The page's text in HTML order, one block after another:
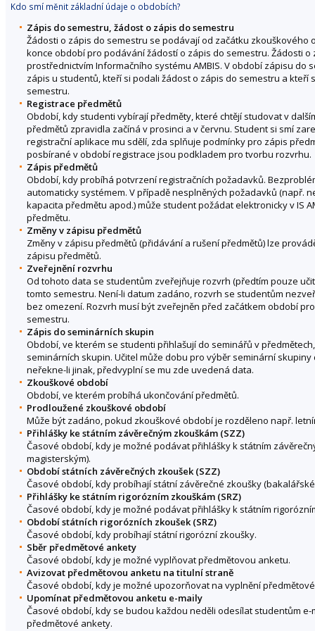
Kdo smí měnit základní údaje o obdobích?
Zápis do semestru, žádost o zápis do semestru
Žádosti o zápis do semestru se podávají od začátku
konce období pro podávání žádostí o zápis do semestru. Žádosti
prostřednictvím Informačního systému AMBIS. V období zápisu do
zápis u studentů, kteří si podali žádost o zápis do semestru a kteří
semestru.
Registrace předmětů
Období, kdy studenti vybírají předměty, které chtějí studovat v
předmětů zpravidla začíná v prosinci a v červnu. Student si smí
registrační aplikace mu sdělí, zda splňuje podmínky pro zápis
posbírané v období registrace jsou podkladem pro tvorbu rozvrhu.
Zápis předmětů
Období, kdy probíhá potvrzení registračních požadavků.
automaticky systémem. V případě nesplněných požadavků (např.
kapacita předmětu apod.) může student požádat elektronicky v IS
předmětu.
Změny v zápisu předmětů
Změny v zápisu předmětů (přidávání a rušení předmětů) lze
zápisu předmětů.
Zveřejnění rozvrhu
Od tohoto data se studentům zveřejňuje rozvrh (předtím pouze
tomto semestru. Není-li datum zadáno, rozvrh se studentům
bez omezení. Rozvrh musí být zveřejněn před začátkem období
semestru.
Zápis do seminárních skupin
Období, ve kterém se studenti přihlašují do seminářů v
seminárních skupin. Učitel může dobu pro výběr seminární
neřekne-li jinak, předvyplní se mu zde uvedená data.
Zkouškové období
Období, ve kterém probíhá ukončování předmětů.
Prodloužené zkouškové období
Může být zadáno, pokud zkouškové období je rozděleno např.
Přihlášky ke státním závěrečným zkouškám (SZZ)
Časové období, kdy je možné podávat přihlášky k státním
magisterským).
Období státních závěrečných zkoušek (SZZ)
Časové období, kdy probíhají státní závěrečné zkoušky
Přihlášky ke státním rigorózním zkouškám (SRZ)
Časové období, kdy je možné podávat přihlášky k státním
Období státních rigorózních zkoušek (SRZ)
Časové období, kdy probíhají státní rigorózní zkoušky.
Sběr předmětové ankety
Časové období, kdy je možné vyplňovat předmětovou anketu.
Avizovat předmětovou anketu na titulní straně
Časové období, kdy je možné upozorňovat na vyplnění
Upomínat předmětovou anketu e-maily
Časové období, kdy se budou každou neděli odesílat studentům
předmětové ankety.